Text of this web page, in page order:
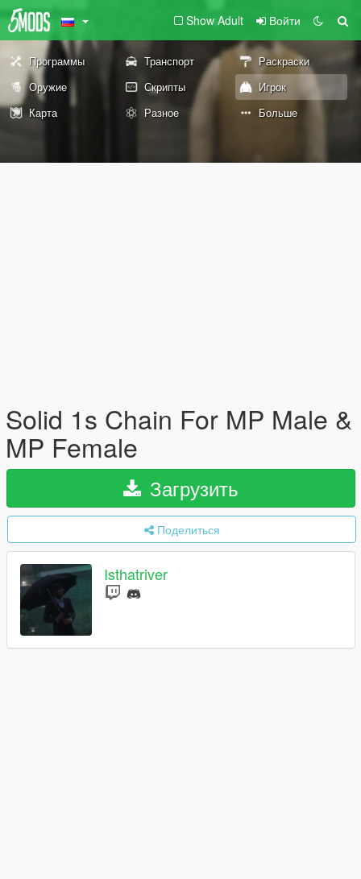
Show Adult Войти
Программы Транспорт
Раскраски
Оружие
Скрипты
Игрок
Карта
Разное Больше
Solid 1s Chain For MP Male &
MP Female
Загрузить
Поделиться
Isthatriver